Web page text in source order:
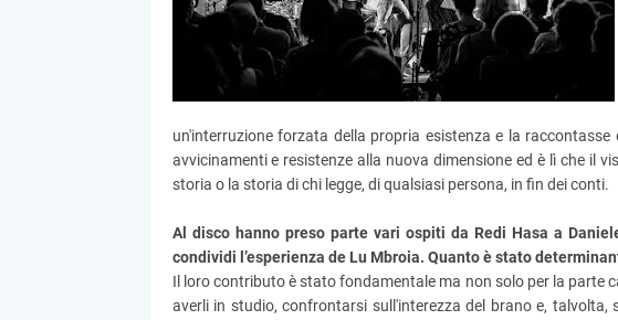
un'interruzione forzata della propria esistenza e la
avvicinamenti e resistenze alla nuova dimensione ed è lì che il
storia o la storia di chi legge, di qualsiasi persona, in fin dei conti.
Al disco hanno preso parte vari ospiti da Redi Hasa a
condividi l’esperienza de Lu Mbroia. Quanto è stato
Il loro contributo è stato fondamentale ma non solo per la parte
averli in studio, confrontarsi sull'interezza del brano e, talvolta,